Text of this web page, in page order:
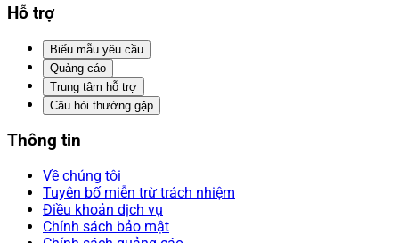
Hỗ trợ
Biểu mẫu yêu cầu
Quảng cáo
Trung tâm hỗ trợ
Câu hỏi thường gặp
Thông tin
Về chúng tôi
Tuyên bố miễn trừ trách nhiệm
Điều khoản dịch vụ
Chính sách bảo mật